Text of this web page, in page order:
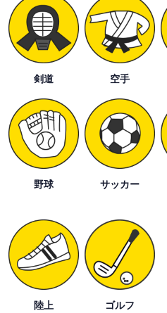
剣道 空手
野球 サッカー
陸上 ゴルフ